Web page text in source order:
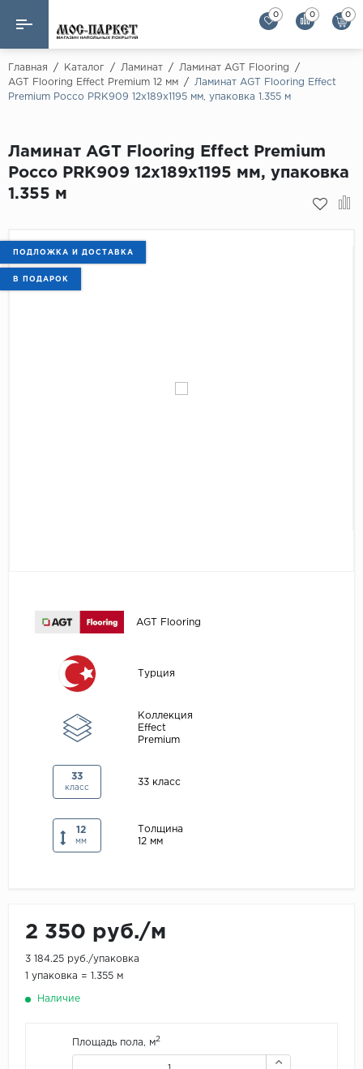
Назад
Ламинат
Назад
Бренды
Alloc
Alpine Floor
Alpine Floor by
Паркетная доска
Массивная доска
0 0 0
Главная / Каталог / Ламинат / Ламинат AGT Flooring
/
AGT Flooring Effect Premium 12 мм
/
Ламинат AGT Flooring Effect
Premium Россо PRK909 12x189x1195 мм, упаковка 1.355 м
Ламинат AGT Flooring Effect Premium
Россо PRK909 12x189x1195 мм, упаковка
1.355 м
ПОДЛОЖКА И ДОСТАВКА
В ПОДАРОК
AGT Flooring
Турция
Коллекция
Effect
Premium
33
класс
33 класс
12
мм
Толщина
12 мм
2 350 руб./м
3 184.25 руб./упаковка
1 упаковка = 1.355 м
Наличие
Площадь пола, м2